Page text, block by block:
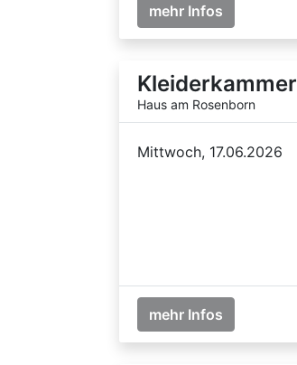
mehr Infos
Kleiderkammer
Haus am Rosenborn
Mittwoch, 17.06.2026
mehr Infos